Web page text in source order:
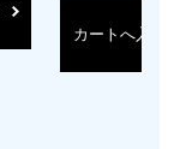
カートへ入れる